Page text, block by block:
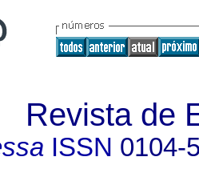
Revista de
ISSN 0104-